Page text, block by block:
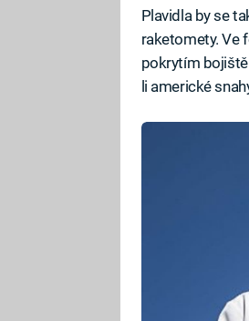
Plavidla by se
raketomety. Ve
pokrytím
li americké